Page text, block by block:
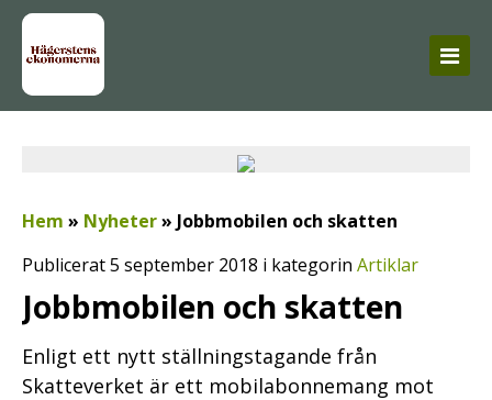
Hem » Nyheter» Jobbmobilen och skatten
Publicerat 5 september 2018 i kategorin Artiklar
Jobbmobilen och skatten
Enligt ett nytt ställningstagande från
Skatteverket är ett mobilabonnemang mot